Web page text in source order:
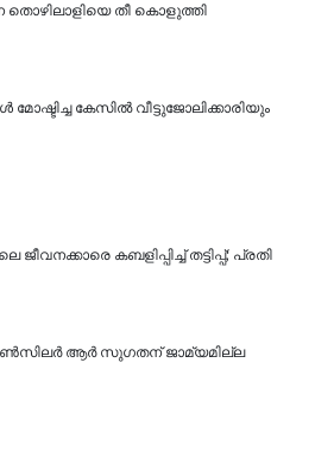
തീ കൊളുത്തി
കേസിൽ വീട്ടുജോലിക്കാരിയും
കബളിപ്പിച്ച് തട്ടിപ്പ്; പ്രതി
ആർ സുഗതന് ജാമ്യമില്ല